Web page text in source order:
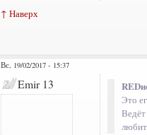
↑ Наверх
Вс, 19/02/2017 - 15:37
Emir 13
Это
Ведёт